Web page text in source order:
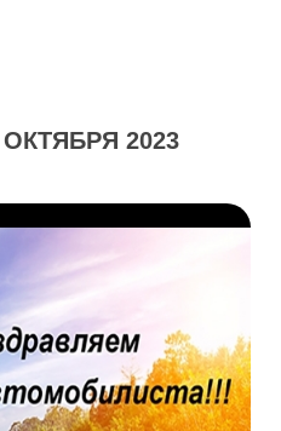
2023